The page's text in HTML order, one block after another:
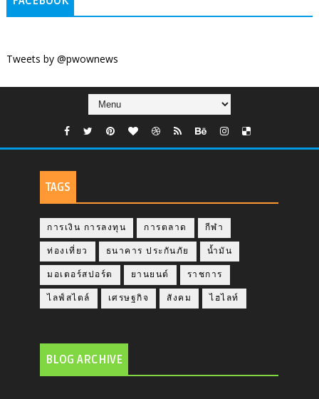
Tweets by @pwownews
TAGS
การเงิน การลงทุน การตลาด กีฬา
ท่องเที่ยว ธนาคาร ประกันภัย น้ำมัน
มอเตอร์สปอร์ต ยานยนต์ ราชการ
ไลฟ์สไตล์ เศรษฐกิจ สังคม ไฮไลท์
BLOG ARCHIVE